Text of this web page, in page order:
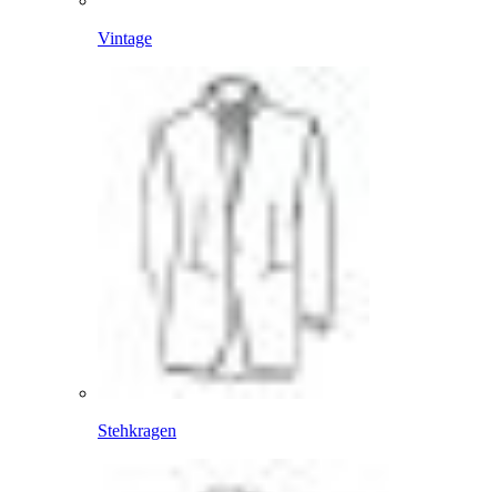
Vintage
Stehkragen